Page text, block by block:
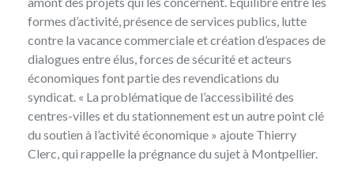
formes d’activité, présence de services publics, lutte
contre la vacance commerciale et création d’espaces de
dialogues entre élus, forces de sécurité et acteurs
économiques font partie des revendications du
syndicat. « La problématique de l’accessibilité des
centres-villes et du stationnement est un autre point clé
du soutien à l’activité économique » ajoute Thierry
Clerc, qui rappelle la prégnance du sujet à Montpellier.